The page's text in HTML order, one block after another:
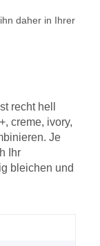
daher in Ihrer
recht hell
creme, ivory,
Je
Ihr
bleichen und